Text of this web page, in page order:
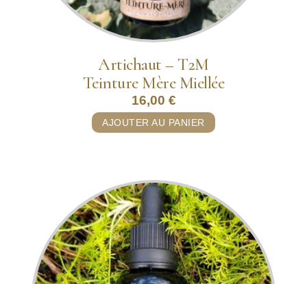
Artichaut – T2M
Teinture Mère Miellée
16,00 €
AJOUTER AU PANIER